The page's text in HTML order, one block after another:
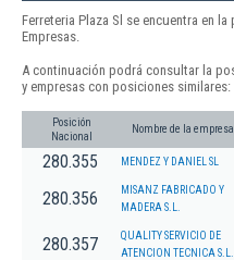
Ferreteria Plaza Sl se encuentra en
Empresas.
A continuación podrá consultar la
y empresas con posiciones similares:
Posición
Nacional
Nombre de la empresa
280.355 MENDEZ Y DANIEL SL
280.356
MISANZ FABRICADO Y
MADERA S.L.
280.357
QUALITY SERVICIO DE
ATENCION TECNICA S.L.